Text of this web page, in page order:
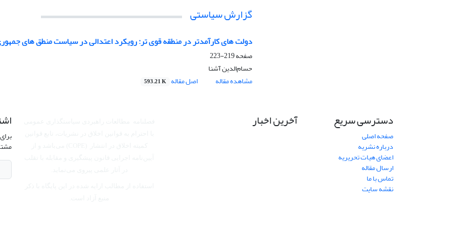
گزارش سیاستی
دولت های کارآمدتر در منطقه قوی تر: رویکرد اعتدالی در سیاست منطق های
صفحه219-223
حسام‌الدین آشنا
مشاهده مقاله
اصل مقاله 593.21 K
دسترسی سریع
صفحه اصلی
درباره نشریه
اعضای هیات تحریریه
ارسال مقاله
تماس با ما
نقشه سایت
آخرین اخبار